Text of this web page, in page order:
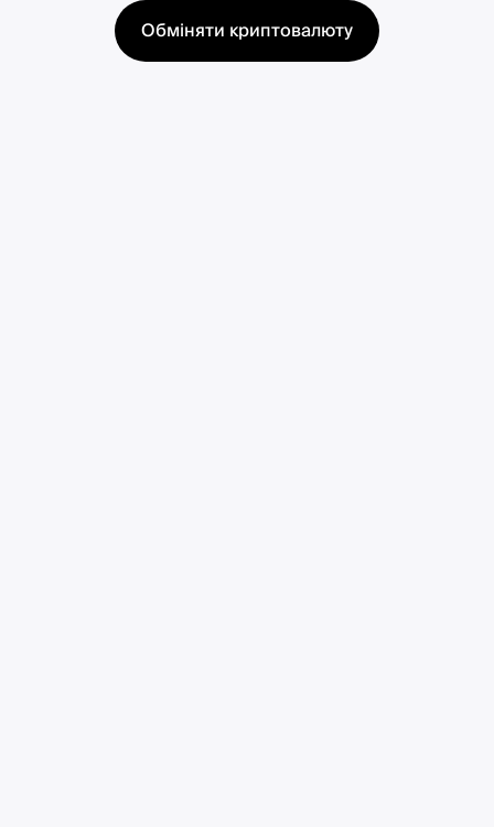
Обміняти криптовалюту